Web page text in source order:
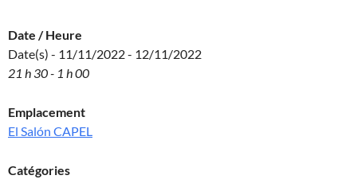
Date / Heure
Date(s) - 11/11/2022 - 12/11/2022
21 h 30 - 1 h 00
Emplacement
El Salón CAPEL
Catégories